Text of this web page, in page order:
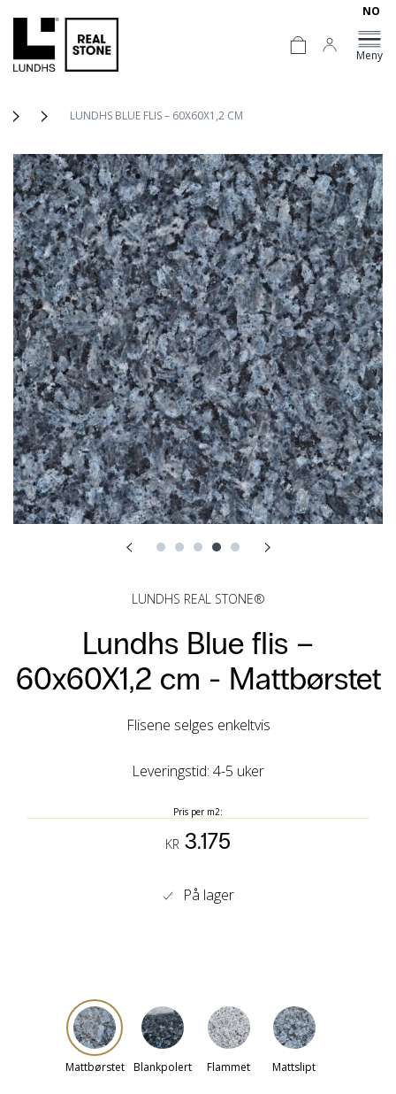
NO
Meny
LUNDHS BLUE FLIS – 60X60X1,2 CM
LUNDHS REAL STONE®
Lundhs Blue flis –
60x60X1,2 cm - Mattbørstet
Flisene selges enkeltvis
Leveringstid: 4-5 uker
Pris per m2:
KR 3.175
Mattbørstet Blankpolert Flammet Mattslipt
På lager